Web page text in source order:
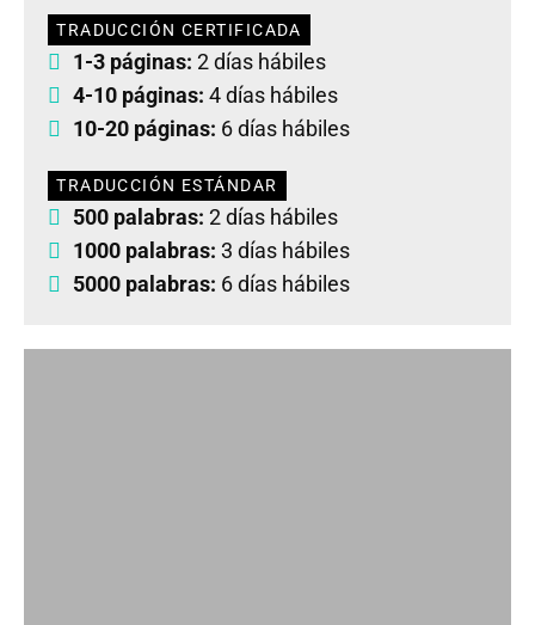
TRADUCCIÓN CERTIFICADA
1-3 páginas: 2 días hábiles
4-10 páginas: 4 días hábiles
10-20 páginas: 6 días hábiles
TRADUCCIÓN ESTÁNDAR
500 palabras: 2 días hábiles
1000 palabras: 3 días hábiles
5000 palabras: 6 días hábiles